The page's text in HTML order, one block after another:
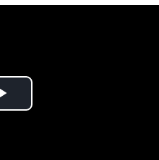
Play Video